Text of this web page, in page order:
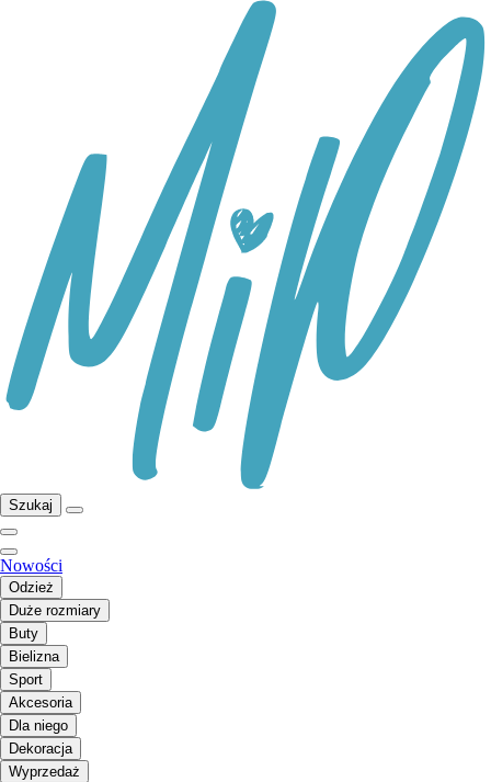
Szukaj
Nowości
Odzież
Duże rozmiary
Buty
Bielizna
Sport
Akcesoria
Dla niego
Dekoracja
Wyprzedaż